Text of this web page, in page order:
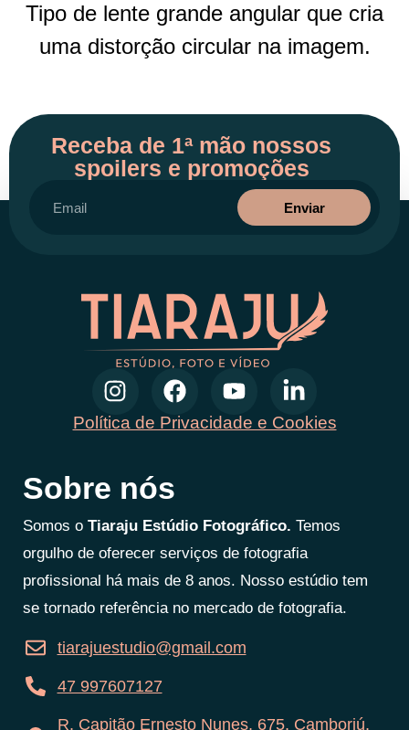
Tipo de lente grande angular que cria
uma distorção circular na imagem.
Receba de 1ª mão nossos
spoilers e promoções
Enviar
Política de Privacidade e Cookies
Sobre nós
Somos o Tiaraju Estúdio Fotográfico. Temos
orgulho de oferecer serviços de fotografia
profissional há mais de 8 anos. Nosso estúdio tem
se tornado referência no mercado de fotografia.
tiarajuestudio@gmail.com
47 997607127
R. Capitão Ernesto Nunes, 675, Camboriú,